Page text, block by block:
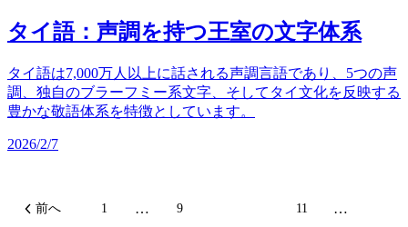
タイ語：声調を持つ王室の文字体系
タイ語は7,000万人以上に話される声調言語であり、5つの声
調、独自のブラーフミー系文字、そしてタイ文化を反映する
豊かな敬語体系を特徴としています。
2026/2/7
前へ 1 … 9 11 …